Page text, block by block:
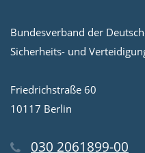
Bundesverband der
Sicherheits- und
Friedrichstraße 60
10117 Berlin
030 2061899-00